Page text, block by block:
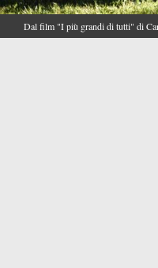
Dal film "I più grandi di tutti" di